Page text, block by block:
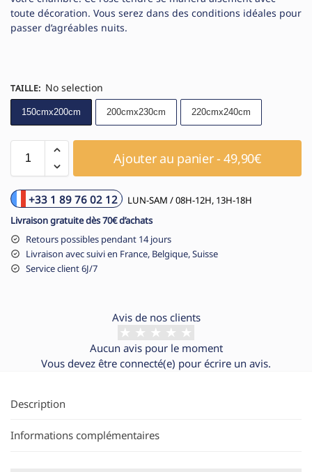
toute décoration. Vous serez dans des conditions idéales pour
passer d’agréables nuits.
TAILLE: No selection
150cmx200cm 200cmx230cm 220cmx240cm
Ajouter au panier - 49,90€
+33 1 89 76 02 12
LUN-SAM / 08H-12H, 13H-18H
Livraison gratuite dès 70€ d’achats
Retours possibles pendant 14 jours
Livraison avec suivi en France, Belgique, Suisse
Service client 6J/7
Avis de nos clients
Aucun avis pour le moment
Vous devez être connecté(e) pour écrire un avis.
Description
Informations complémentaires